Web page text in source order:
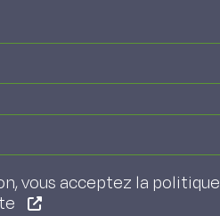
vous acceptez la politique